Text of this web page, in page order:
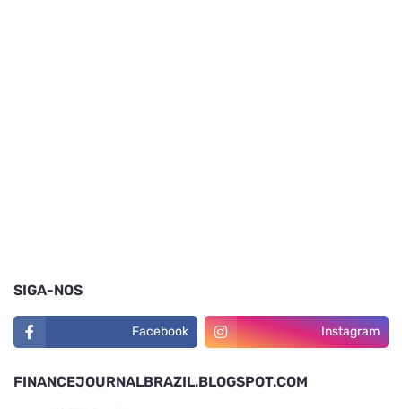
SIGA-NOS
Facebook Instagram
FINANCEJOURNALBRAZIL.BLOGSPOT.COM